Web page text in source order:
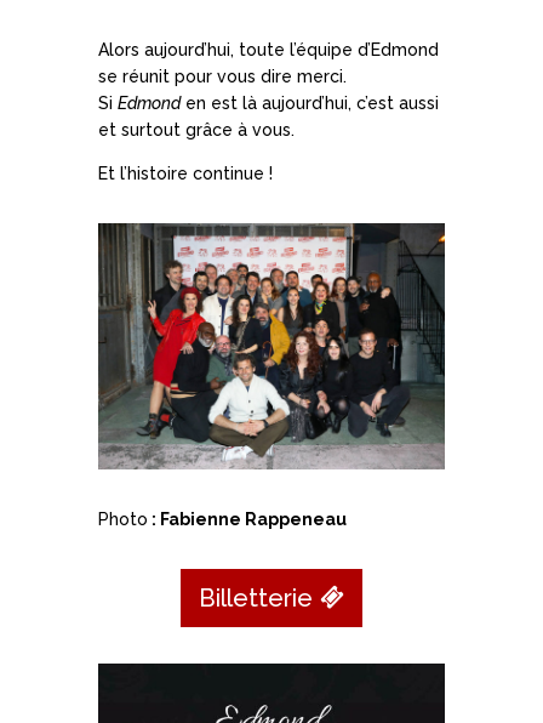
Alors aujourd’hui, toute l’équipe d’Edmond
se réunit pour vous dire merci.
Si Edmonden est là aujourd’hui, c’est aussi
et surtout grâce à vous.
Et l’histoire continue !
Photo : Fabienne Rappeneau
Billetterie